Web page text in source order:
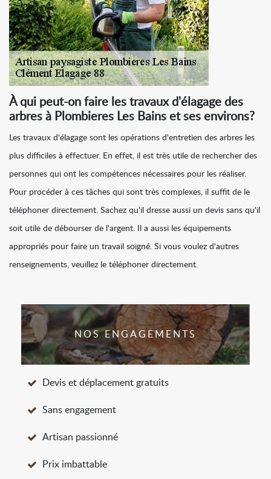
À qui peut-on faire les travaux d'élagage des
arbres à Plombieres Les Bains et ses environs?
Les travaux d'élagage sont les opérations d'entretien des arbres les
plus difficiles à effectuer. En effet, il est très utile de rechercher des
personnes qui ont les compétences nécessaires pour les réaliser.
Pour procéder à ces tâches qui sont très complexes, il suffit de le
téléphoner directement. Sachez qu'il dresse aussi un devis sans qu'il
soit utile de débourser de l'argent. Il a aussi les équipements
appropriés pour faire un travail soigné. Si vous voulez d'autres
renseignements, veuillez le téléphoner directement.
NOS ENGAGEMENTS
Devis et déplacement gratuits
Sans engagement
Artisan passionné
Prix imbattable